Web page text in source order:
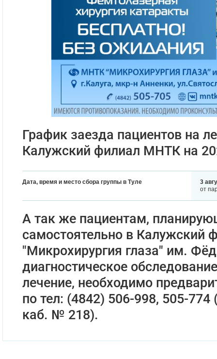
График заезда пациентов на
Калужский филиал МНТК на
Дата, время и место сбора группы в Туле
3
от
А так же пациентам,
самостоятельно в Калужский
"Микрохирургия глаза" им.
диагностическое
лечение, необходимо
по тел: (4842) 506-998, 505-774
каб. № 218).